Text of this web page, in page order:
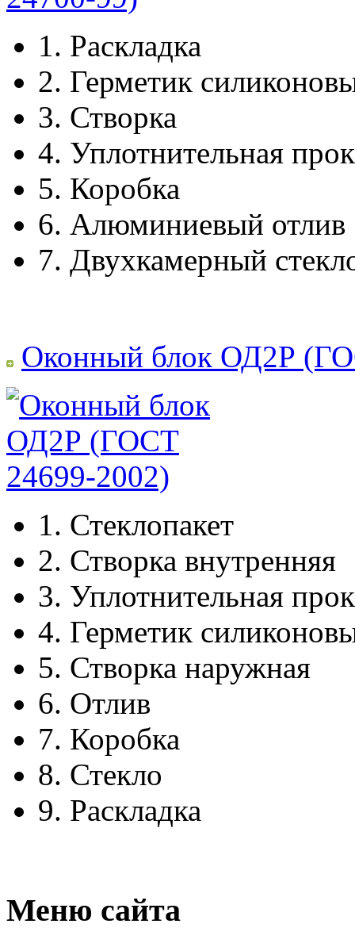
1. Раскладка
2. Герметик
3. Створка
4. Уплотнительная
5. Коробка
6. Алюминиевый отлив
7. Двухкамерный
Оконный блок ОД2Р
1. Стеклопакет
2. Створка внутренняя
3. Уплотнительная
4. Герметик
5. Створка наружная
6. Отлив
7. Коробка
8. Стекло
9. Раскладка
Меню сайта